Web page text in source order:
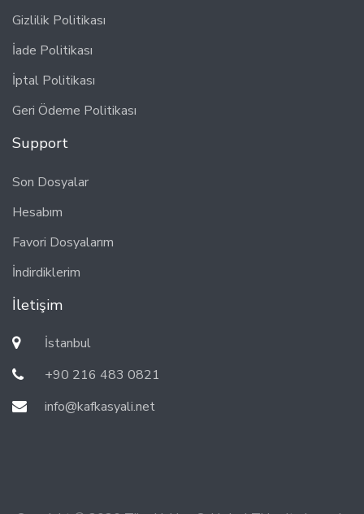
Gizlilik Politikası
İade Politikası
İptal Politikası
Geri Ödeme Politikası
Support
Son Dosyalar
Hesabım
Favori Dosyalarım
İndirdiklerim
İletişim
İstanbul
+90 216 483 0821
info@kafkasyali.net